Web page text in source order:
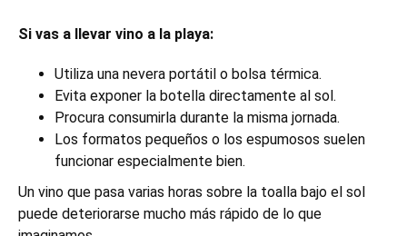
Si vas a llevar vino a la playa:
Utiliza una nevera portátil o bolsa térmica.
Evita exponer la botella directamente al sol.
Procura consumirla durante la misma jornada.
Los formatos pequeños o los espumosos suelen
funcionar especialmente bien.
Un vino que pasa varias horas sobre la toalla bajo el sol
puede deteriorarse mucho más rápido de lo que